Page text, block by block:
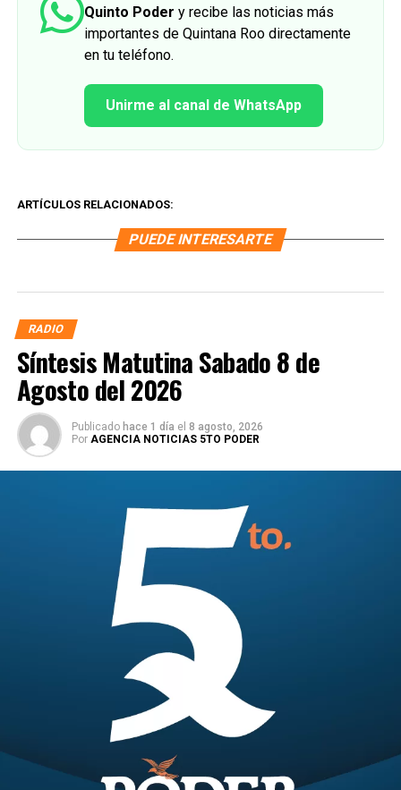
Quinto Poder y recibe las noticias más
importantes de Quintana Roo directamente
en tu teléfono.
Unirme al canal de WhatsApp
ARTÍCULOS RELACIONADOS:
PUEDE INTERESARTE
RADIO
Síntesis Matutina Sabado 8 de
Agosto del 2026
Publicado hace 1 día el 8 agosto, 2026
Por AGENCIA NOTICIAS 5TO PODER